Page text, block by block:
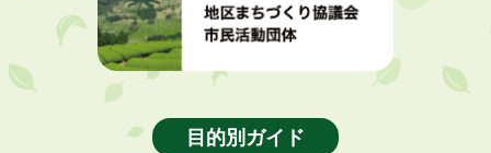
2026年8月6日
就職・転職相談会のご案内
「お茶を知る・体験する講座」を開催します
目的別ガイド